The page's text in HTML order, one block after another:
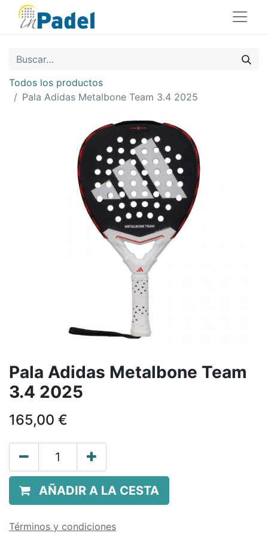
Todos los productos
Pala Adidas Metalbone Team 3.4 2025
Pala Adidas Metalbone Team
3.4 2025
165,00 €
AÑADIR A LA CESTA
Términos y condiciones